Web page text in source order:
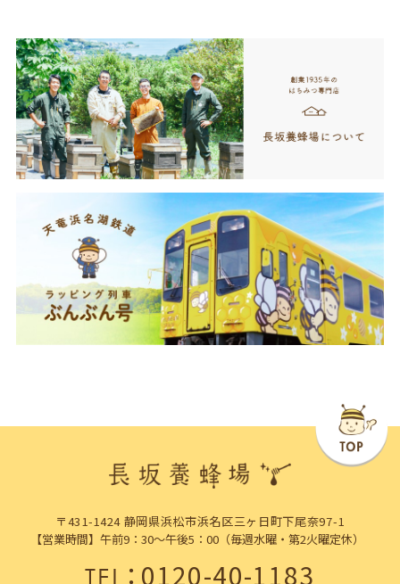
〒431-1424 静岡県浜松市浜名区三ヶ日町下尾奈97-1
【営業時間】午前9：30～午後5：00（毎週水曜・第2火曜定休）
TEL ：0120-40-1183